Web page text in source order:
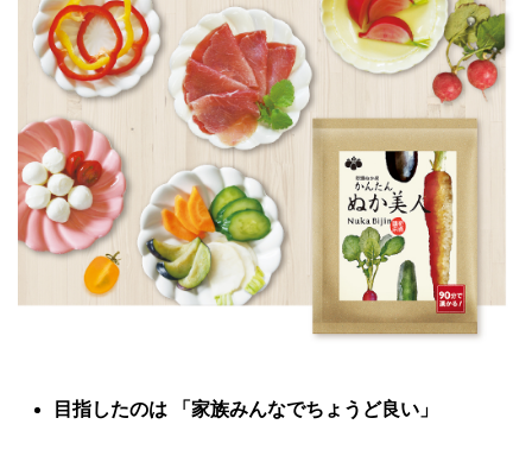
目指したのは 「家族みんなでちょうど良い」